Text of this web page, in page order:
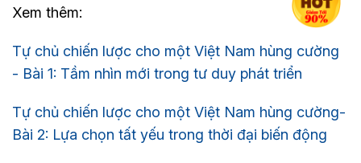
Xem thêm:
Tự chủ chiến lược cho một Việt Nam hùng cường
- Bài 1: Tầm nhìn mới trong tư duy phát triển
Tự chủ chiến lược cho một Việt Nam hùng cường-
Bài 2: Lựa chọn tất yếu trong thời đại biến động